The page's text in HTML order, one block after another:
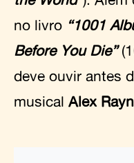
no livro “1001
Before You Die”
deve ouvir antes
musical Alex